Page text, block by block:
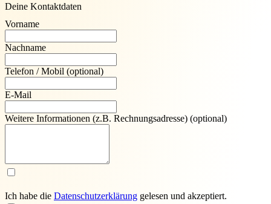
Deine Kontaktdaten
Vorname
Nachname
Telefon / Mobil (optional)
E-Mail
Weitere Informationen (z.B. Rechnungsadresse) (optional)
Ich habe die Daten­schutz­erklärung gelesen und akzeptiert.